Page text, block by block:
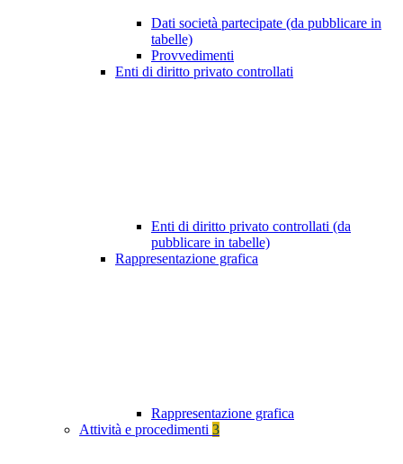
Dati società partecipate (da pubblicare in
tabelle)
Provvedimenti
Enti di diritto privato controllati
Enti di diritto privato controllati (da
pubblicare in tabelle)
Rappresentazione grafica
Rappresentazione grafica
Attività e procedimenti 3